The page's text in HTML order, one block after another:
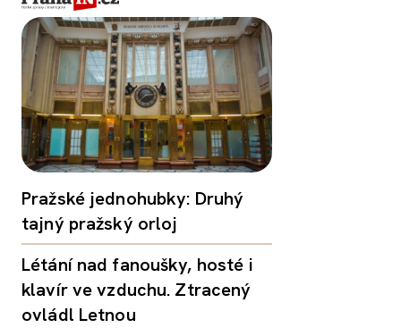
Pražské jednohubky: Druhý
tajný pražský orloj
Létání nad fanoušky, hosté i
klavír ve vzduchu. Ztracený
ovládl Letnou